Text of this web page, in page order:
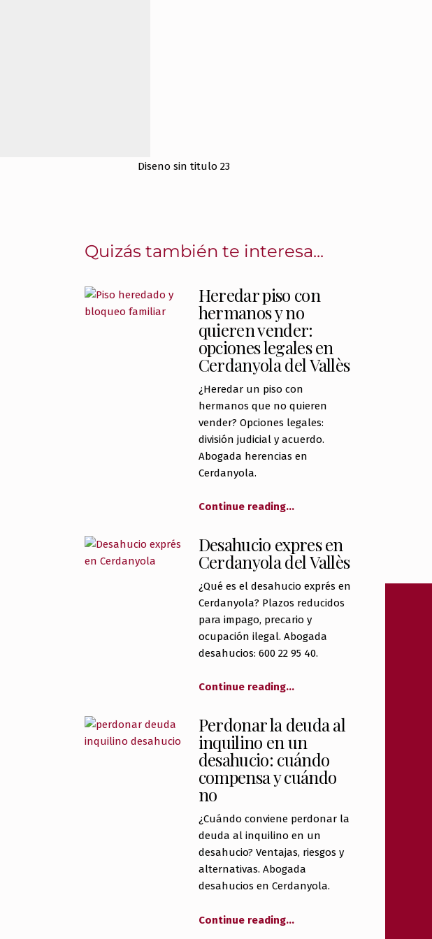
Quizás también te interesa...
Heredar piso con
hermanos y no
quieren vender:
opciones legales en
Cerdanyola del Vallès
¿Heredar un piso con
hermanos que no quieren
vender? Opciones legales:
división judicial y acuerdo.
Abogada herencias en
Cerdanyola.
Continue reading…
Desahucio expres en
Cerdanyola del Vallès
¿Qué es el desahucio exprés en
Cerdanyola? Plazos reducidos
para impago, precario y
ocupación ilegal. Abogada
desahucios: 600 22 95 40.
Continue reading…
Perdonar la deuda al
inquilino en un
desahucio: cuándo
compensa y cuándo
no
¿Cuándo conviene perdonar la
deuda al inquilino en un
desahucio? Ventajas, riesgos y
alternativas. Abogada
desahucios en Cerdanyola.
Continue reading…